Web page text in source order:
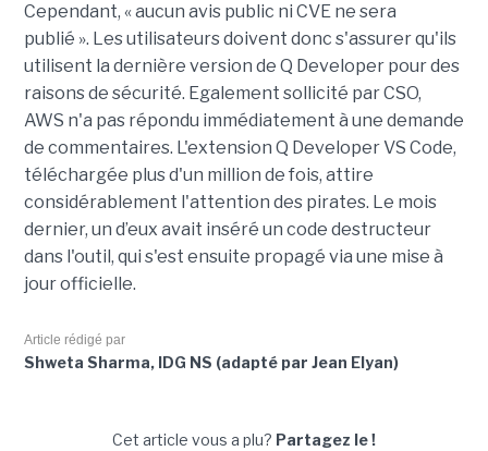
Cependant, « aucun avis public ni CVE ne sera
publié ». Les utilisateurs doivent donc s'assurer qu'ils
utilisent la dernière version de Q Developer pour des
raisons de sécurité. Egalement sollicité par CSO,
AWS n'a pas répondu immédiatement à une demande
de commentaires. L'extension Q Developer VS Code,
téléchargée plus d'un million de fois, attire
considérablement l'attention des pirates. Le mois
dernier, un d’eux avait inséré un code destructeur
dans l'outil, qui s'est ensuite propagé via une mise à
jour officielle.
Article rédigé par
Shweta Sharma, IDG NS (adapté par Jean Elyan)
Cet article vous a plu? Partagez le !